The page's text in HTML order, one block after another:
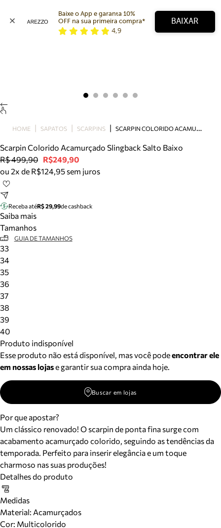
Bolsa
Tamanco
Tênis
Mule
Tire dúvidas sobre pedidos, devoluções e mais.
Meus pedidos
Acompanhe seus pedidos e solicite devoluções.
Baixe o App e garanta 10%
OFF na sua primeira compra*
4,9
BAIXAR
HOME SAPATOS SCARPINS S
CARPIN COLORIDO ACAMURÇADO SLINGBACK SALTO BAIXO
Scarpin Colorido Acamurçado Slingback Salto Baixo
R$ 499,90 R$249,90
ou 2x de R$124,95 sem juros
Receba atéR$ 29,99de cashback
Saiba mais
Tamanhos
GUIA DE TAMANHOS
33
34
35
36
37
38
39
40
Produto indisponível
Esse produto não está disponível, mas você podeencontrar ele
em nossas lojase garantir sua compra ainda hoje.
Buscar em lojas
Por que apostar?
Um clássico renovado! O scarpin de ponta fina surge com
acabamento acamurçado colorido, seguindo as tendências da
temporada. Perfeito para inserir elegância e um toque
charmoso nas suas produções!
Detalhes do produto
Medidas
Material: Acamurçados
Cor: Multicolorido